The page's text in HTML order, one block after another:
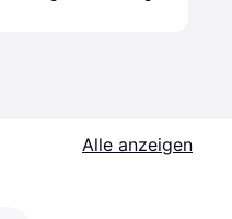
Alle anzeigen